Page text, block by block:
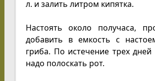
л. и залить литром кипятка.
Настоять около получаса,
добавить в емкость с
гриба. По истечение трех дней
надо полоскать рот.